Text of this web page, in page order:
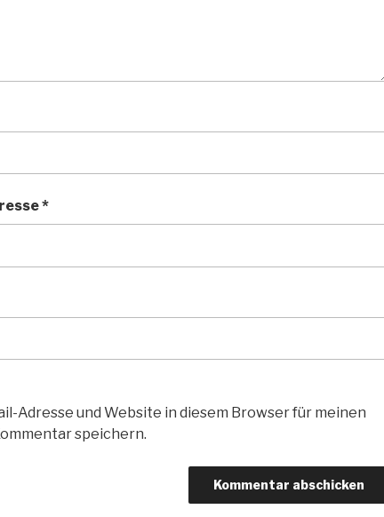
*
Adresse und Website in diesem Browser für meinen
speichern.